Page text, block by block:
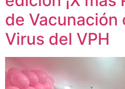
de Vacunación
Virus del VPH